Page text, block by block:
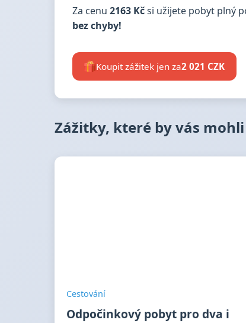
Za cenu 2163 Kčsi užijete pobyt plný
bez chyby!
Koupit zážitek jen za2 021 CZK
Zážitky, které by vás
Cestování
Odpočinkový pobyt pro dva i